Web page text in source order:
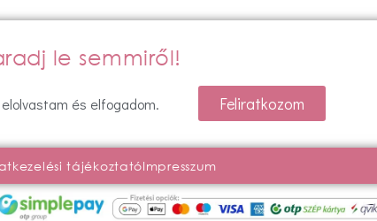
le semmiről!
elolvastam és elfogadom. Feliratkozom
tájékoztatóImpresszum